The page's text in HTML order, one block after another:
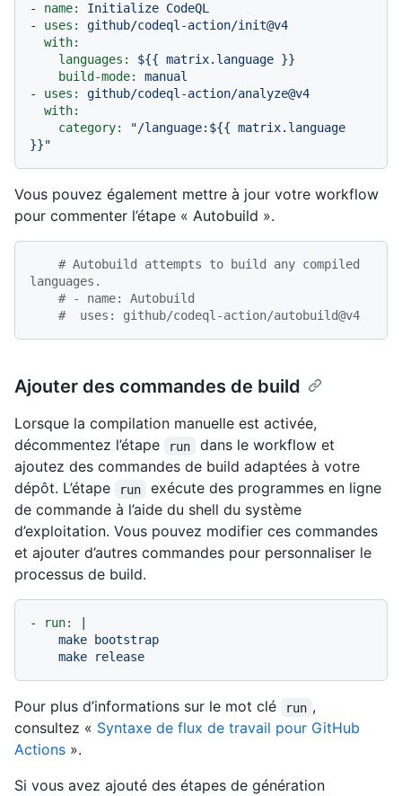
-
name: Initialize CodeQL
-
uses:
github/codeql-action/init@v4
with:
languages:
${{ matrix.language }}
build-mode:
manual
-
uses:
github/codeql-action/analyze@v4
with:
category:
"/language:${{ matrix.language
}}"
Vous pouvez également mettre à jour votre workflow
pour commenter l’étape « Autobuild ».
# Autobuild attempts to build any compiled
languages.
# - name: Autobuild
#  uses: github/codeql-action/autobuild@v4
Ajouter des commandes de build
Lorsque la compilation manuelle est activée,
décommentez l’étape
run
dans le workflow et
ajoutez des commandes de build adaptées à votre
dépôt. L’étape
run
exécute des programmes en ligne
de commande à l’aide du shell du système
d’exploitation. Vous pouvez modifier ces commandes
et ajouter d’autres commandes pour personnaliser le
processus de build.
- run:
Pour plus d’informations sur le mot clé run ,
consultez « Syntaxe de flux de travail pour GitHub
Actions ».
Si vous avez ajouté des étapes de génération